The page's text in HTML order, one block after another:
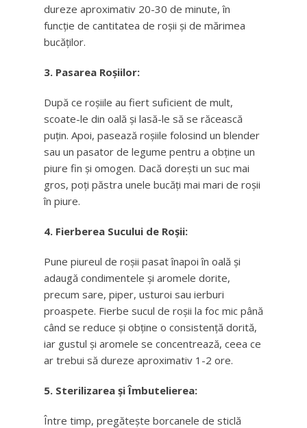
dureze aproximativ 20-30 de minute, în
funcție de cantitatea de roșii și de mărimea
bucăților.
3. Pasarea Roșiilor:
După ce roșiile au fiert suficient de mult,
scoate-le din oală și lasă-le să se răcească
puțin. Apoi, pasează roșiile folosind un blender
sau un pasator de legume pentru a obține un
piure fin și omogen. Dacă dorești un suc mai
gros, poți păstra unele bucăți mai mari de roșii
în piure.
4. Fierberea Sucului de Roșii:
Pune piureul de roșii pasat înapoi în oală și
adaugă condimentele și aromele dorite,
precum sare, piper, usturoi sau ierburi
proaspete. Fierbe sucul de roșii la foc mic până
când se reduce și obține o consistență dorită,
iar gustul și aromele se concentrează, ceea ce
ar trebui să dureze aproximativ 1-2 ore.
5. Sterilizarea și Îmbutelierea:
Între timp, pregătește borcanele de sticlă